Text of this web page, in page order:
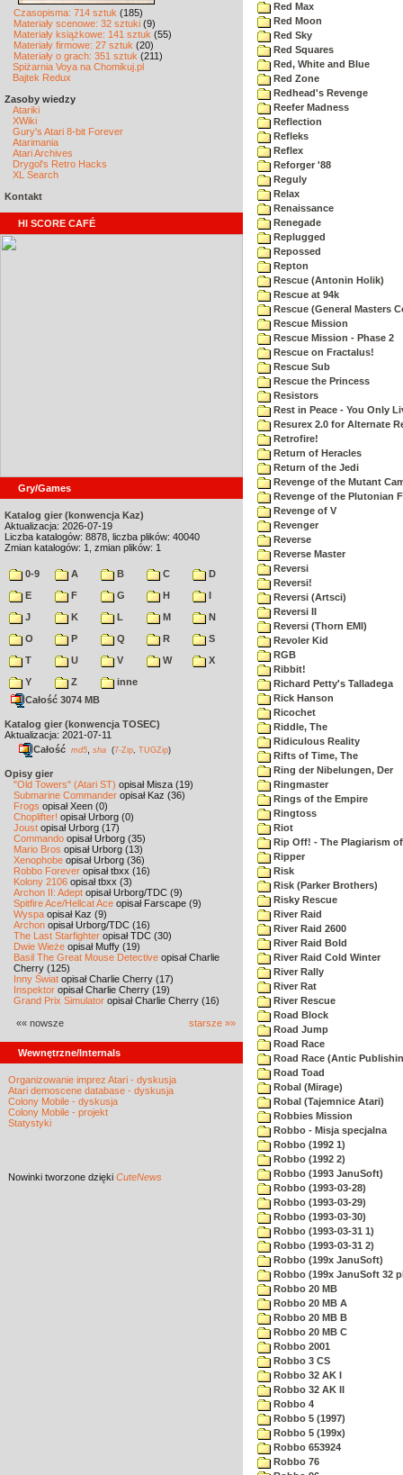
Czasopisma: 714 sztuk (185)
Materiały scenowe: 32 sztuki (9)
Materiały książkowe: 141 sztuk (55)
Materiały firmowe: 27 sztuk (20)
Materiały o grach: 351 sztuk (211)
Spiżarnia Voya na Chomikuj.pl
Bajtek Redux
Zasoby wiedzy
Atariki
XWiki
Gury's Atari 8-bit Forever
Atarimania
Atari Archives
Drygol's Retro Hacks
XL Search
Kontakt
HI SCORE CAFÉ
Gry/Games
Katalog gier (konwencja Kaz)
Aktualizacja: 2026-07-19
Liczba katalogów: 8878, liczba plików: 40040
Zmian katalogów: 1, zmian plików: 1
0-9 A B C
D
E
F G H
I
J
K L M
N
O
P Q R
S
T
U V W
X
Y
Z
inne
Całość 3074 MB
Katalog gier (konwencja TOSEC)
Aktualizacja: 2021-07-11
Całość md5 sha (7-Zip TUGZip)
Opisy gier
"Old Towers" (Atari ST) opisał Misza (19)
Submarine Commander opisał Kaz (36)
Frogs opisał Xeen (0)
Choplifter! opisał Urborg (0)
Joust opisał Urborg (17)
Commando opisał Urborg (35)
Mario Bros opisał Urborg (13)
Xenophobe opisał Urborg (36)
Robbo Forever opisał tbxx (16)
Kolony 2106 opisał tbxx (3)
Archon II: Adept opisał Urborg/TDC (9)
Spitfire Ace/Hellcat Ace opisał Farscape (9)
Wyspa opisał Kaz (9)
Archon opisał Urborg/TDC (16)
The Last Starfighter opisał TDC (30)
Dwie Wieże opisał Muffy (19)
Basil The Great Mouse Detective opisał Charlie
Cherry (125)
Inny Świat opisał Charlie Cherry (17)
Inspektor opisał Charlie Cherry (19)
Grand Prix Simulator opisał Charlie Cherry (16)
«« nowsze starsze »»
Wewnętrzne/Internals
Organizowanie imprez Atari - dyskusja
Atari demoscene database - dyskusja
Colony Mobile - dyskusja
Colony Mobile - projekt
Statystyki
Nowinki tworzone dzięki CuteNews
Red Max
Red Moon
Red Sky
Red Squares
Red, White and Blue
Red Zone
Redhead's Revenge
Reefer Madness
Reflection
Refleks
Reflex
Reforger '88
Reguly
Relax
Renaissance
Renegade
Replugged
Repossed
Repton
Rescue (Antonin Holik)
Rescue at 94k
Rescue (General Masters
Rescue Mission
Rescue Mission - Phase 2
Rescue on Fractalus!
Rescue Sub
Rescue the Princess
Resistors
Rest in Peace - You Only
Resurex 2.0 for Alternate
Retrofire!
Return of Heracles
Return of the Jedi
Revenge of the Mutant
Revenge of the Plutonian
Revenge of V
Revenger
Reverse
Reverse Master
Reversi
Reversi!
Reversi (Artsci)
Reversi II
Reversi (Thorn EMI)
Revoler Kid
RGB
Ribbit!
Richard Petty's Talladega
Rick Hanson
Ricochet
Riddle, The
Ridiculous Reality
Rifts of Time, The
Ring der Nibelungen, Der
Ringmaster
Rings of the Empire
Ringtoss
Riot
Rip Off! - The Plagiarism of
Ripper
Risk
Risk (Parker Brothers)
Risky Rescue
River Raid
River Raid 2600
River Raid Bold
River Raid Cold Winter
River Rally
River Rat
River Rescue
Road Block
Road Jump
Road Race
Road Race (Antic
Road Toad
Robal (Mirage)
Robal (Tajemnice Atari)
Robbies Mission
Robbo - Misja specjalna
Robbo (1992 1)
Robbo (1992 2)
Robbo (1993 JanuSoft)
Robbo (1993-03-28)
Robbo (1993-03-29)
Robbo (1993-03-30)
Robbo (1993-03-31 1)
Robbo (1993-03-31 2)
Robbo (199x JanuSoft)
Robbo (199x JanuSoft 32
Robbo 20 MB
Robbo 20 MB A
Robbo 20 MB B
Robbo 20 MB C
Robbo 2001
Robbo 3 CS
Robbo 32 AK I
Robbo 32 AK II
Robbo 4
Robbo 5 (1997)
Robbo 5 (199x)
Robbo 653924
Robbo 76